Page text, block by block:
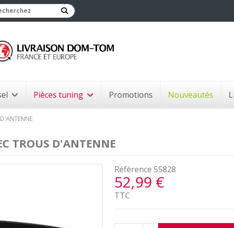
Pièces tuning Promotions Nouveautés
TROUS D'ANTENNE
Référence 55828
52,99 €
TTC